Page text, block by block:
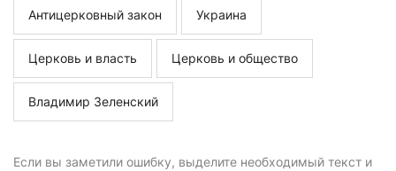
Антицерковный закон Украина
Церковь и власть Церковь и общество
Владимир Зеленский
Если вы заметили ошибку, выделите необходимый текст и